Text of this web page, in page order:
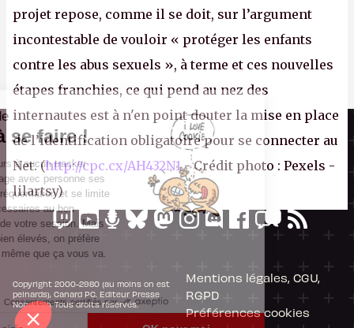
projet repose, comme il se doit, sur l’argument
incontestable de vouloir « protéger les enfants
contre les abus sexuels », à terme et ces nouvelles
étapes franchies, ce qui pend au nez des
internautes est à n'en point douter la mise en place
de l’identification obligatoire pour se connecter au
Net. (http://cpc.cx/AH432N1- Crédit photo : Pexels -
lilartsy)
Kiosque numérique
Boutique
Copyright 2000-2980 (au moins on est
peinards), Canard PC. Editeur Presse
Non-Stop. Tous droits réservés.
Mentions légales, CGU,
RGPD
Préférences cookies
Il n'y a pas de
Cookie à se faire !
Ce site n'a recours à aucun tracker
externe, ne partage avec personne ses
statistiques de fréquentation et se limite
aux cookies nécessaires au bon
fonctionnement de votre session. Mais
comme on est bien élevés, on préfère
s'assurer quand même que ça vous va.
Consentements certifiés par